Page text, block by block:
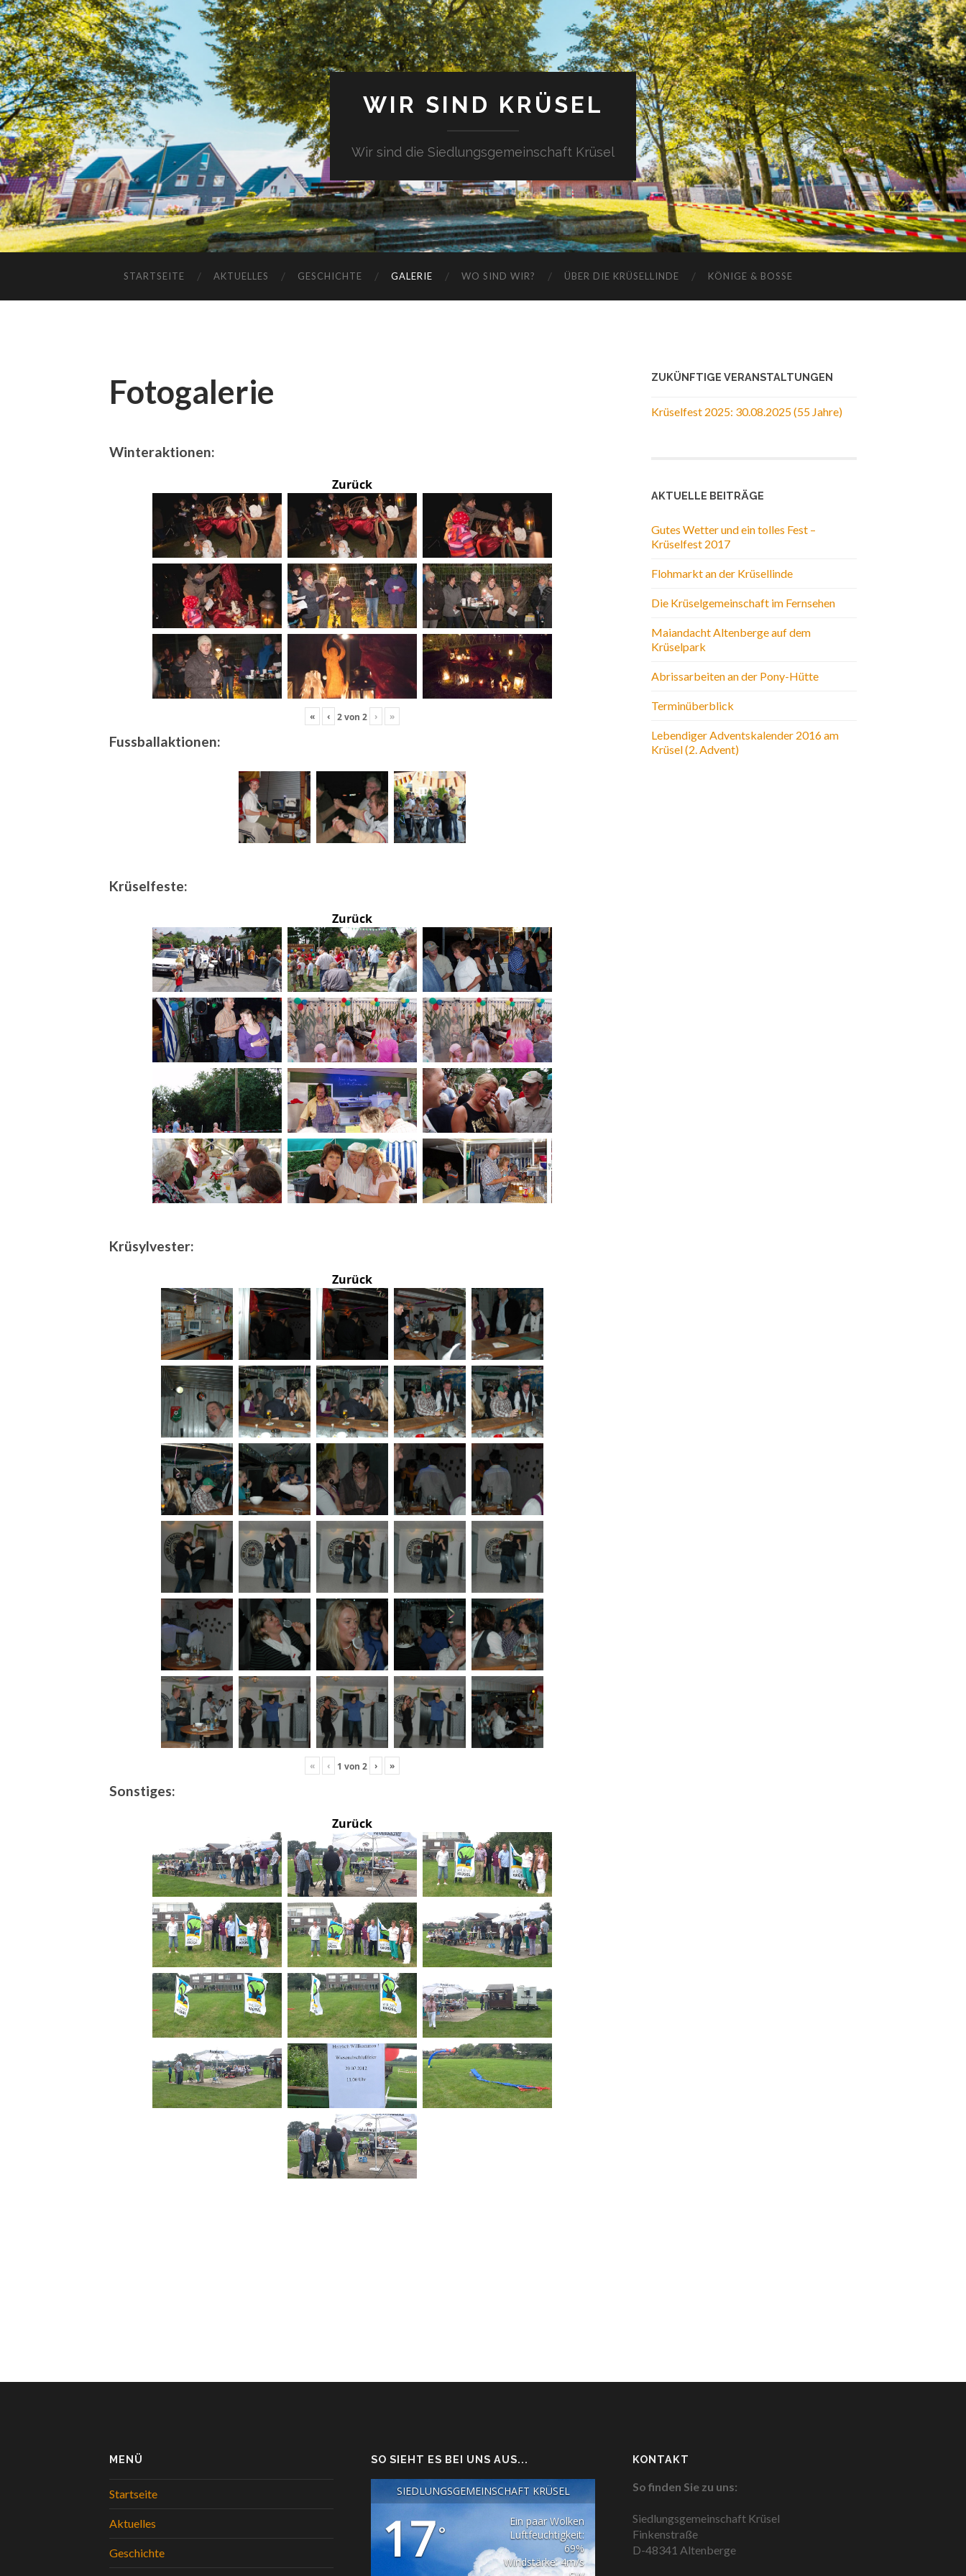
WIR SIND KRÜSEL
Wir sind die Siedlungsgemeinschaft Krüsel
STARTSEITE AKTUELLES GESCHICHTE GALERIE WO SIND WIR? ÜBER DIE KRÜSELLINDE KÖNIGE & BOSSE
Fotogalerie
Winteraktionen:
Zurück
« ‹ 2von 2 › »
Fussballaktionen:
Krüselfeste:
Zurück
Krüsylvester:
Zurück
« ‹ 1 von 2 › »
Sonstiges:
Zurück
ZUKÜNFTIGE VERANSTALTUNGEN
Krüselfest 2025: 30.08.2025 (55 Jahre)
AKTUELLE BEITRÄGE
Gutes Wetter und ein tolles Fest –
Krüselfest 2017
Flohmarkt an der Krüsellinde
Die Krüselgemeinschaft im Fernsehen
Maiandacht Altenberge auf dem
Krüselpark
Abrissarbeiten an der Pony-Hütte
Terminüberblick
Lebendiger Adventskalender 2016 am
Krüsel (2. Advent)
MENÜ
Startseite
Aktuelles
Geschichte
SO SIEHT ES BEI UNS AUS...
SIEDLUNGSGEMEINSCHAFT KRÜSEL
17°
Ein paar Wolken
Luftfeuchtigkeit:
69%
Windstärke: 4m/s
KONTAKT
So finden Sie zu uns:
Siedlungsgemeinschaft Krüsel
Finkenstraße
D-48341 Altenberge